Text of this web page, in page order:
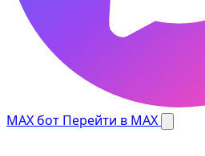
MAX бот Перейти в MAX